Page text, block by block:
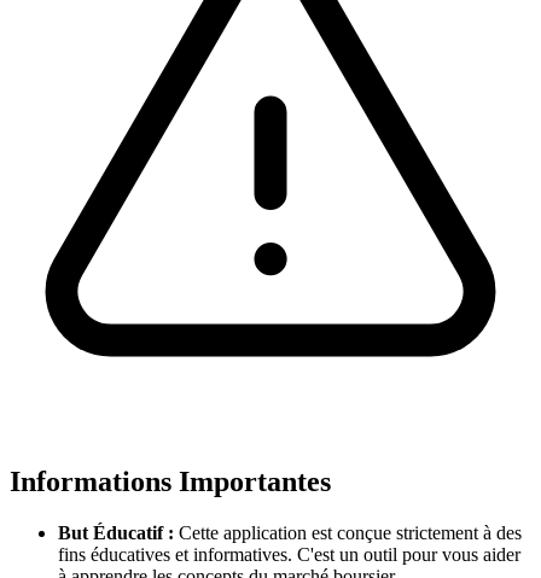
Informations Importantes
But Éducatif : Cette application est conçue strictement à des
fins éducatives et informatives. C'est un outil pour vous aider